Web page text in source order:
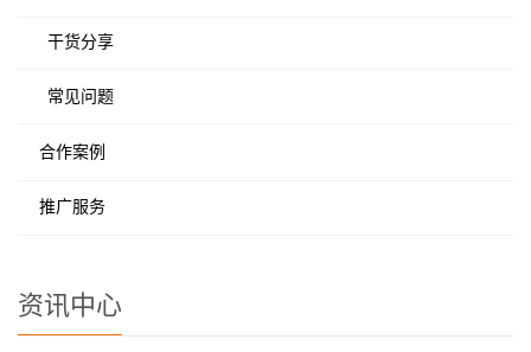
干货分享
常见问题
合作案例
推广服务
资讯中心